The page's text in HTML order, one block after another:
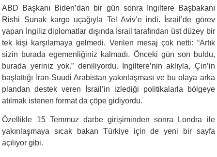
ABD Başkanı Biden’dan bir gün sonra İngiltere Başbakanı
Rishi Sunak kargo uçağıyla Tel Aviv’e indi. İsrail’de görev
yapan İngiliz diplomatlar dışında İsrail tarafından üst düzey bir
tek kişi karşılamaya gelmedi. Verilen mesaj çok netti: “Artık
sizin burada egemenliğiniz kalmadı. Önceki gün son buldu,
burada yeriniz yok.” deniliyordu. İngiltere’nin aklıyla, Çin’in
başlattığı İran-Suudi Arabistan yakınlaşması ve bu olaya arka
plandan destek veren İsrail’in izlediği politikalarla bölgeye
atılmak istenen format da çöpe gidiyordu.
Özellikle 15 Temmuz darbe girişiminden sonra Londra ile
yakınlaşmaya sıcak bakan Türkiye için de yeni bir sayfa
açılıyor gibi.